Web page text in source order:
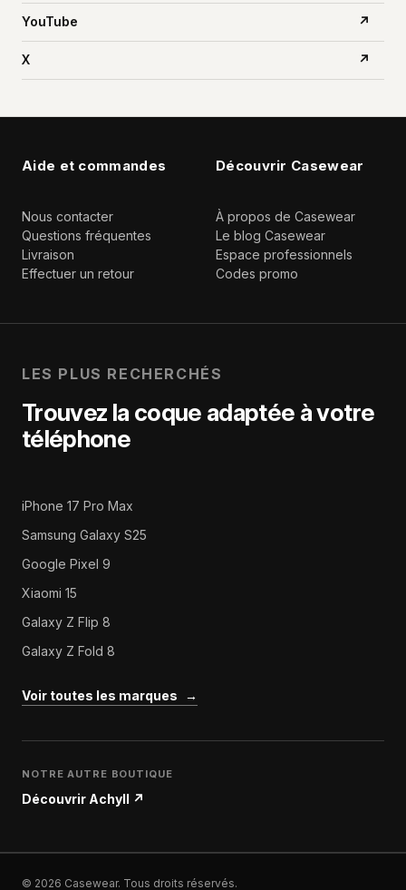
YouTube ↗
X ↗
Aide et commandes
Nous contacter
Questions fréquentes
Livraison
Effectuer un retour
Découvrir Casewear
À propos de Casewear
Le blog Casewear
Espace professionnels
Codes promo
LES PLUS RECHERCHÉS
Trouvez la coque adaptée à votre
téléphone
iPhone 17 Pro Max
Samsung Galaxy S25
Google Pixel 9
Xiaomi 15
Galaxy Z Flip 8
Galaxy Z Fold 8
Voir toutes les marques →
NOTRE AUTRE BOUTIQUE
Découvrir Achyll ↗
© 2026 Casewear. Tous droits réservés.